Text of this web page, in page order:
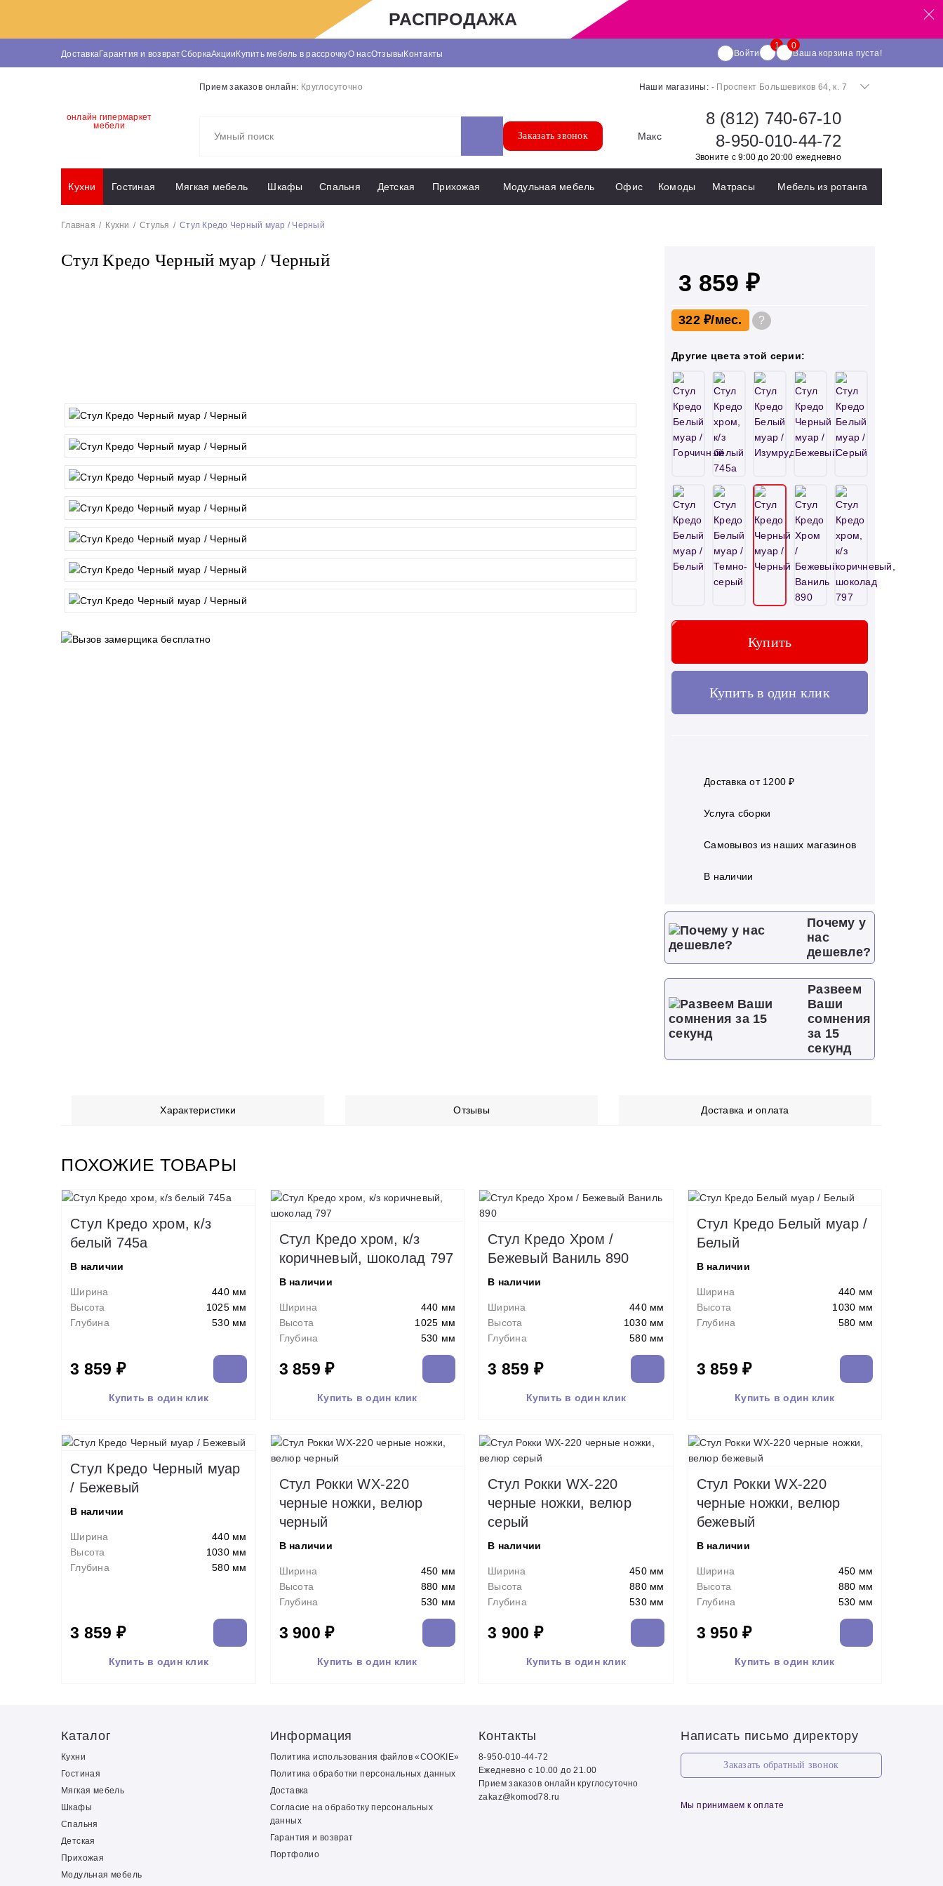
РАСПРОДАЖА
ДоставкаГарантия и возвратСборкаАкцииКупить мебель в рассрочкуО насОтзывыКонтакты Войти Ваша корзина пуста!
онлайн гипермаркет
мебели
Прием заказов онлайн: Круглосуточно Наши магазины: - Проспект Большевиков 64, к. 7
Заказать звонок Макс
8 (812) 740-67-10
8-950-010-44-72
Звоните с 9:00 до 20:00 ежедневно
Кухни Гостиная Мягкая мебель Шкафы Спальня Детская Прихожая Модульная мебель Офис Комоды Матрасы Мебель из ротанга
Главная Кухни Стулья Стул Кредо Черный муар / Черный
Стул Кредо Черный муар / Черный
3 859 ₽
322 ₽ ?
Другие цвета этой серии:
Купить
Купить в один клик
Доставка от 1200 ₽
Услуга сборки
Самовывоз из наших магазинов
В наличии
Почему у
нас
дешевле?
Развеем
Ваши
сомнения
за 15
секунд
Характеристики Отзывы Доставка и оплата
ПОХОЖИЕ ТОВАРЫ
Стул Кредо хром, к/з
белый 745а
В наличии
Ширина
440 мм
Высота
1025 мм
Глубина
530 мм
3 859 ₽
Купить в один клик
Стул Кредо хром, к/з
коричневый, шоколад 797
В наличии
Ширина
440 мм
Высота
1025 мм
Глубина
530 мм
3 859 ₽
Купить в один клик
Стул Кредо Хром /
Бежевый Ваниль 890
В наличии
Ширина
440 мм
Высота
1030 мм
Глубина
580 мм
3 859 ₽
Купить в один клик
Стул Кредо Белый муар /
Белый
В наличии
Ширина
440 мм
Высота
1030 мм
Глубина
580 мм
3 859 ₽
Купить в один клик
Стул Кредо Черный муар
/ Бежевый
В наличии
Ширина
440 мм
Высота
1030 мм
Глубина
580 мм
3 859 ₽
Купить в один клик
Стул Рокки WX-220
черные ножки, велюр
черный
В наличии
Ширина
450 мм
Высота
880 мм
Глубина
530 мм
3 900 ₽
Купить в один клик
Стул Рокки WX-220
черные ножки, велюр
серый
В наличии
Ширина
450 мм
Высота
880 мм
Глубина
530 мм
3 900 ₽
Купить в один клик
Стул Рокки WX-220
черные ножки, велюр
бежевый
В наличии
Ширина
450 мм
Высота
880 мм
Глубина
530 мм
3 950 ₽
Купить в один клик
Каталог
Кухни
Гостиная
Мягкая мебель
Шкафы
Спальня
Детская
Прихожая
Модульная мебель
Информация
Политика использования файлов «COOKIE»
Политика обработки персональных данных
Доставка
Согласие на обработку персональных
данных
Гарантия и возврат
Портфолио
Контакты
8-950-010-44-72
Ежедневно с 10.00 до 21.00
Прием заказов онлайн круглосуточно
zakaz@komod78.ru
Написать письмо директору
Заказать обратный звонок
Мы принимаем к оплате